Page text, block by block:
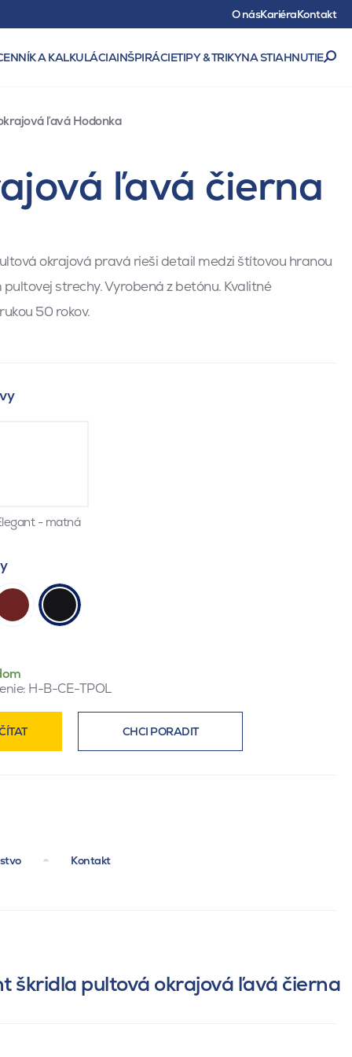
O násKariéraKontakt
A KALKULÁCIAINŠPIRÁCIETIPY & TRIKYNA STIAHNUTIE
ľavá Hodonka
ľavá čierna
okrajová pravá rieši detail medzi štítovou hranou
strechy. Vyrobená z betónu. Kvalitné
50 rokov.
- matná
H-B-CE-TPOL
CHCI PORADIT
Kontakt
škridla pultová okrajová ľavá čierna